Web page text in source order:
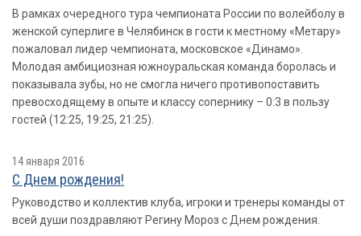
В рамках очередного тура чемпионата России по волейболу в
женской суперлиге в Челябинск в гости к местному «Метару»
пожаловал лидер чемпионата, московское «Динамо».
Молодая амбициозная южноуральская команда боролась и
показывала зубы, но не смогла ничего противопоставить
превосходящему в опыте и классу сопернику – 0:3 в пользу
гостей (12:25, 19:25, 21:25).
14 января 2016
С Днем рождения!
Руководство и коллектив клуба, игроки и тренеры команды от
всей души поздравляют Регину Мороз с Днем рождения.